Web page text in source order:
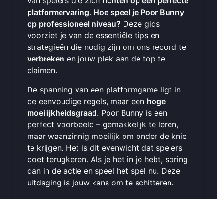
platformervaring. Hoe speel je Poor Bunny
op professioneel niveau? Deze gids
voorziet je van de essentiële tips en
strategieën die nodig zijn om ons record te
verbreken en jouw plek aan de top te
claimen.
De spanning van een platformgame ligt in
de eenvoudige regels, maar een hoge
moeilijkheidsgraad. Poor Bunny is een
perfect voorbeeld – gemakkelijk te leren,
maar waanzinnig moeilijk om onder de knie
te krijgen. Het is dit evenwicht dat spelers
doet terugkeren. Als je het in je hebt, spring
dan in de actie en speel het spel nu. Deze
uitdaging is jouw kans om te schitteren.